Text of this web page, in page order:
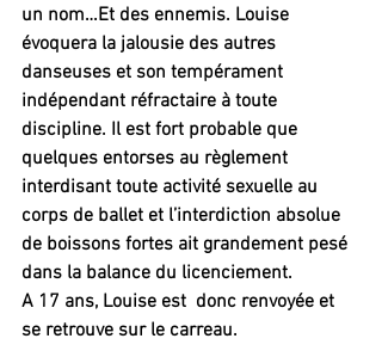
un nom…Et des ennemis. Louise
évoquera la jalousie des autres
danseuses et son tempérament
indépendant réfractaire à toute
discipline. Il est fort probable que
quelques entorses au règlement
interdisant toute activité sexuelle au
corps de ballet et l’interdiction absolue
de boissons fortes ait grandement pesé
dans la balance du licenciement.
A 17 ans, Louise est  donc renvoyée et
se retrouve sur le carreau.